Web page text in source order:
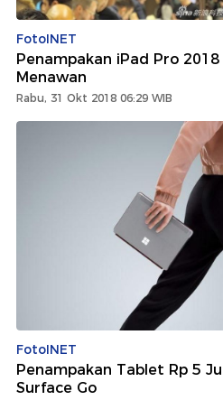
FotoINET
Penampakan iPad Pro
Menawan
Rabu, 31 Okt 2018 06:29 WIB
FotoINET
Penampakan Tablet Rp 5
Surface Go